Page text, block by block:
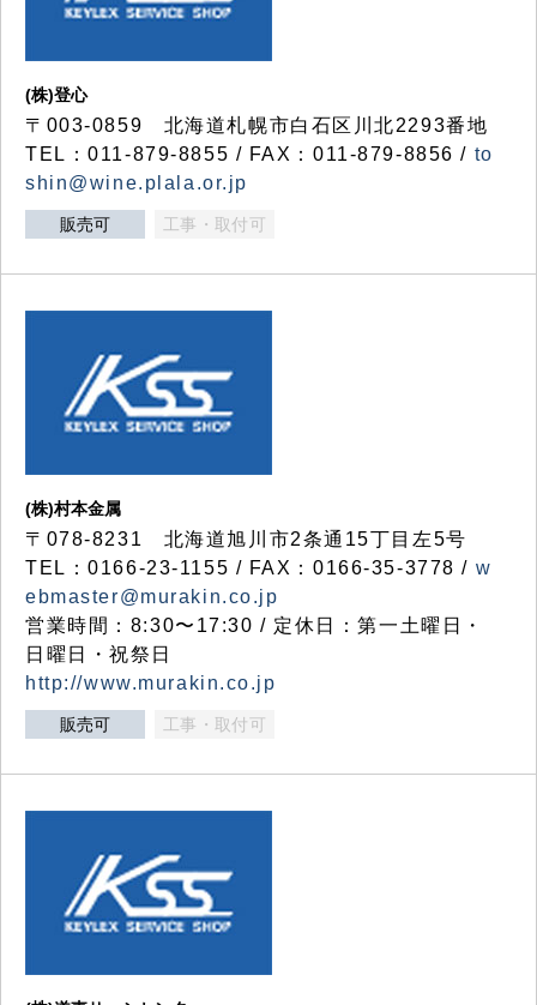
(株)登心
〒003-0859 北海道札幌市白石区川北2293番地
TEL：011-879-8855 / FAX：011-879-8856 / to
shin@wine.plala.or.jp
販売可 工事・取付可
(株)村本金属
〒078-8231 北海道旭川市2条通15丁目左5号
TEL：0166-23-1155 / FAX：0166-35-3778 / w
ebmaster@murakin.co.jp
営業時間：8:30〜17:30 / 定休日：第一土曜日・
日曜日・祝祭日
http://www.murakin.co.jp
販売可 工事・取付可